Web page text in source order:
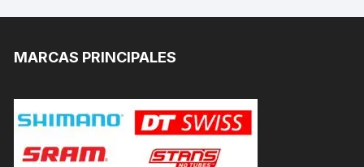
MARCAS PRINCIPALES